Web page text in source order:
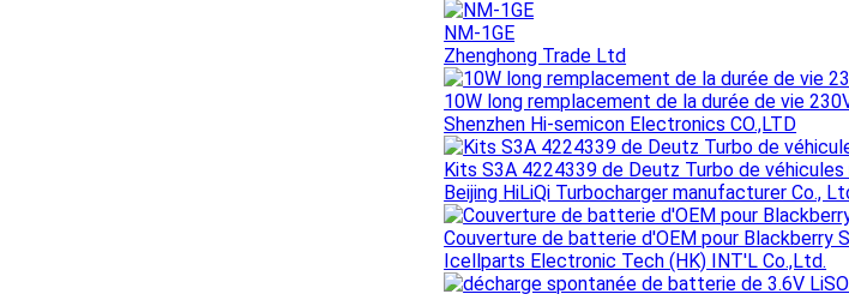
NM-1GE
Zhenghong Trade Ltd
10W long remplacement de la durée de vie
Shenzhen Hi-semicon Electronics CO.,LTD
Kits S3A 4224339 de Deutz Turbo de
Beijing HiLiQi Turbocharger manufacturer Co.,
Couverture de batterie d'OEM pour Blackberry
Icellparts Electronic Tech (HK) INT'L Co.,Ltd.